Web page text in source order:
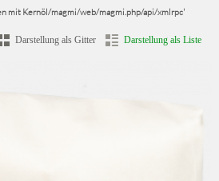
mit Kernöl/magmi/web/magmi.php/api/xmlrpc'
Darstellung als Gitter Darstellung als Liste